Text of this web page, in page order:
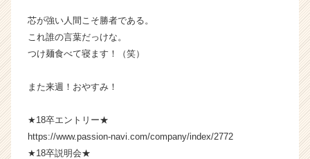
芯が強い人間こそ勝者である。
これ誰の言葉だっけな。
つけ麺食べて寝ます！（笑）
また来週！おやすみ！
★18卒エントリー★
https://www.passion-navi.com/company/index/2772
★18卒説明会★